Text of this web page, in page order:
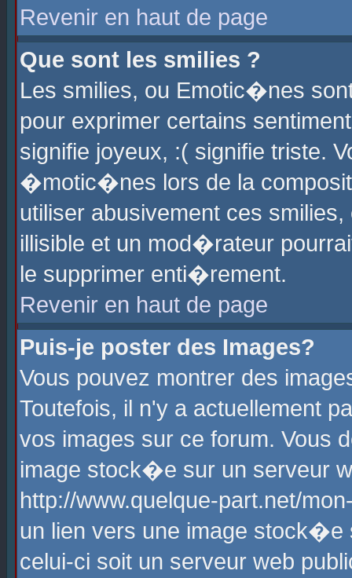
Revenir en haut de page
Que sont les smilies ?
Les smilies, ou Emotic�nes
pour exprimer certains
signifie joyeux, :( signifie triste.
�motic�nes lors de la
utiliser abusivement ces
illisible et un mod�rateur
le supprimer enti�rement.
Revenir en haut de page
Puis-je poster des Images?
Vous pouvez montrer des
Toutefois, il n'y a actuellement
vos images sur ce forum. Vous
image stock�e sur un serveur
http://www.quelque-part.net/
un lien vers une image
celui-ci soit un serveur web